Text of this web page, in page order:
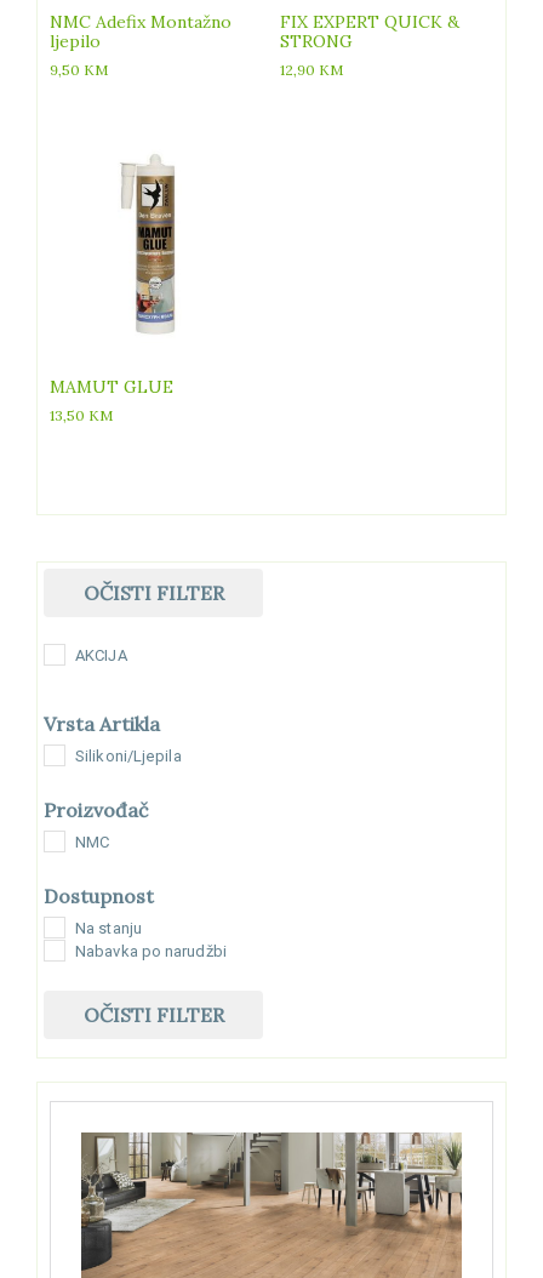
NMC Adefix Montažno
ljepilo
9,50 KM
FIX EXPERT QUICK &
STRONG
12,90 KM
MAMUT GLUE
13,50 KM
OČISTI FILTER
AKCIJA
Vrsta Artikla
Silikoni/Ljepila
Proizvođač
NMC
Dostupnost
Na stanju
Nabavka po narudžbi
OČISTI FILTER